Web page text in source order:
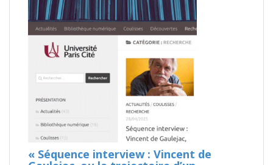
« Séquence interview : Vincent de